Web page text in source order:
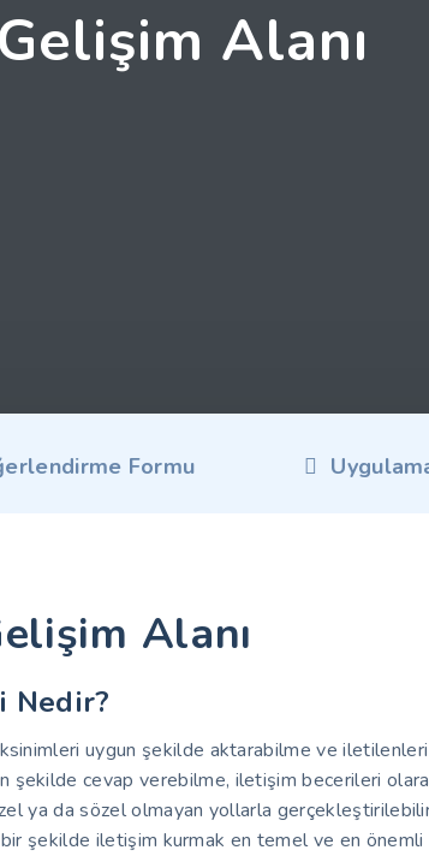
Alanı
Formu
Alanı
Nedir?
uygun şekilde aktarabilme ve iletilenleri
şekilde cevap verebilme, iletişim becerileri
ya da sözel olmayan yollarla
şekilde iletişim kurmak en temel ve en önemli